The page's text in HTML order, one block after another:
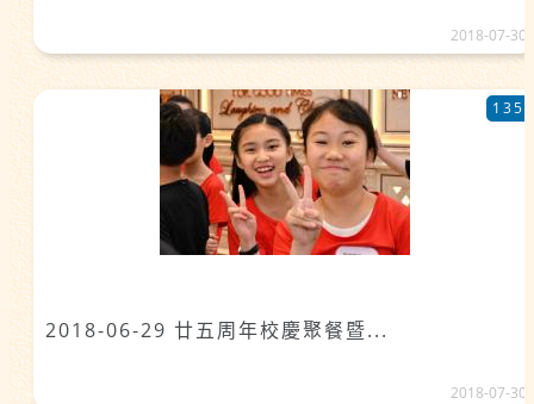
2018-07-30
2018-06-29 廿五周年校慶聚餐暨...
135
2018-07-30